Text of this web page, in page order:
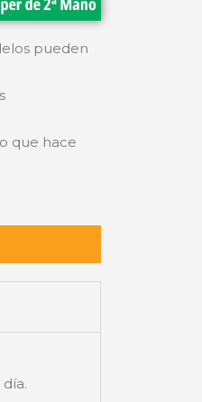
pueden
que hace